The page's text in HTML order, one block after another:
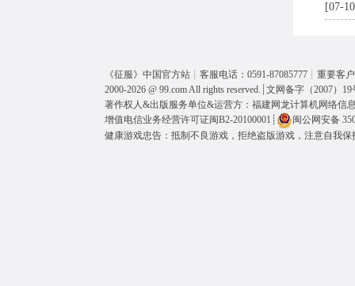
[07-
《征服》中国官方站┊客服电话：0591-87085777┊重要客
2000-2026 @ 99.comAll rights reserved.┊ 文网备字（2007）19
著作权人&出版服务单位&运营方：福建网龙计算机网络信
增值电信业务经营许可证闽B2-20100001 ┊
闽公网安备
健康游戏忠告：抵制不良游戏，拒绝盗版游戏，注意自我